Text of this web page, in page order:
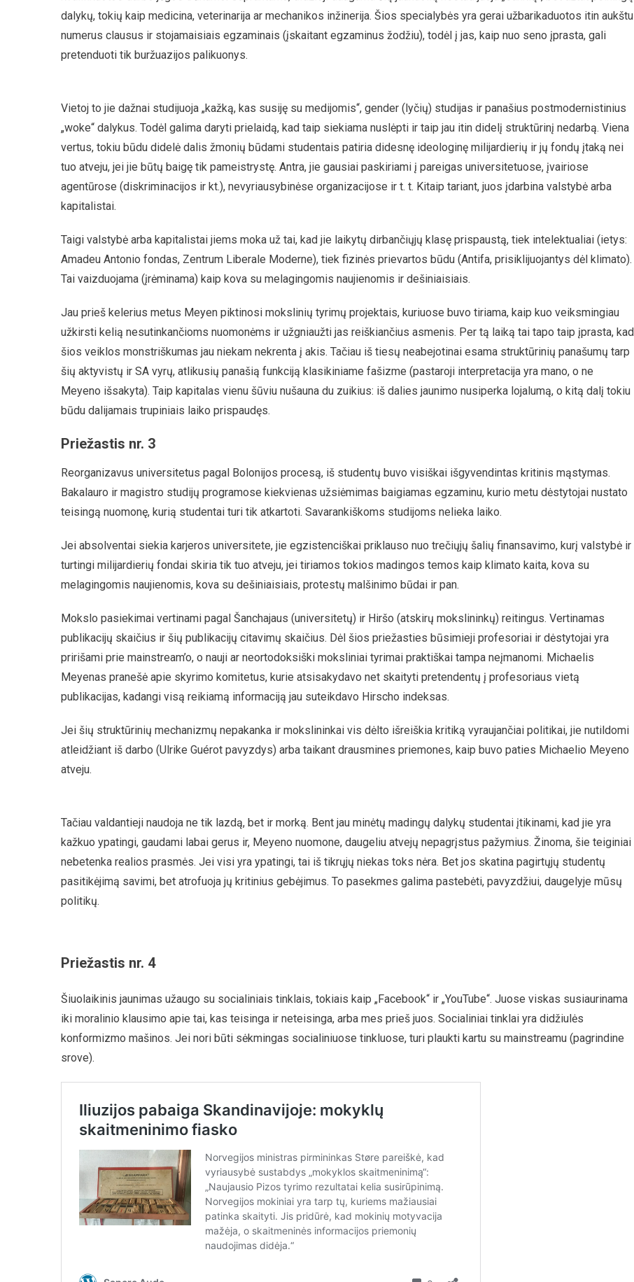
dalykų, tokių kaip medicina, veterinarija ar mechanikos inžinerija. Šios specialybės yra gerai užbarikaduotos itin aukštu
numerus clausus ir stojamaisiais egzaminais (įskaitant egzaminus žodžiu), todėl į jas, kaip nuo seno įprasta, gali
pretenduoti tik buržuazijos palikuonys.
Vietoj to jie dažnai studijuoja „kažką, kas susiję su medijomis“, gender (lyčių) studijas ir panašius postmodernistinius
„woke“ dalykus. Todėl galima daryti prielaidą, kad taip siekiama nuslėpti ir taip jau itin didelį struktūrinį nedarbą. Viena
vertus, tokiu būdu didelė dalis žmonių būdami studentais patiria didesnę ideologinę milijardierių ir jų fondų įtaką nei
tuo atveju, jei jie būtų baigę tik pameistrystę. Antra, jie gausiai paskiriami į pareigas universitetuose, įvairiose
agentūrose (diskriminacijos ir kt.), nevyriausybinėse organizacijose ir t. t. Kitaip tariant, juos įdarbina valstybė arba
kapitalistai.
Taigi valstybė arba kapitalistai jiems moka už tai, kad jie laikytų dirbančiųjų klasę prispaustą, tiek intelektualiai (ietys:
Amadeu Antonio fondas, Zentrum Liberale Moderne), tiek fizinės prievartos būdu (Antifa, prisiklijuojantys dėl klimato).
Tai vaizduojama (įrėminama) kaip kova su melagingomis naujienomis ir dešiniaisiais.
Jau prieš kelerius metus Meyen piktinosi mokslinių tyrimų projektais, kuriuose buvo tiriama, kaip kuo veiksmingiau
užkirsti kelią nesutinkančioms nuomonėms ir užgniaužti jas reiškiančius asmenis. Per tą laiką tai tapo taip įprasta, kad
šios veiklos monstriškumas jau niekam nekrenta į akis. Tačiau iš tiesų neabejotinai esama struktūrinių panašumų tarp
šių aktyvistų ir SA vyrų, atlikusių panašią funkciją klasikiniame fašizme (pastaroji interpretacija yra mano, o ne
Meyeno išsakyta). Taip kapitalas vienu šūviu nušauna du zuikius: iš dalies jaunimo nusiperka lojalumą, o kitą dalį tokiu
būdu dalijamais trupiniais laiko prispaudęs.
Priežastis nr. 3
Reorganizavus universitetus pagal Bolonijos procesą, iš studentų buvo visiškai išgyvendintas kritinis mąstymas.
Bakalauro ir magistro studijų programose kiekvienas užsiėmimas baigiamas egzaminu, kurio metu dėstytojai nustato
teisingą nuomonę, kurią studentai turi tik atkartoti. Savarankiškoms studijoms nelieka laiko.
Jei absolventai siekia karjeros universitete, jie egzistenciškai priklauso nuo trečiųjų šalių finansavimo, kurį valstybė ir
turtingi milijardierių fondai skiria tik tuo atveju, jei tiriamos tokios madingos temos kaip klimato kaita, kova su
melagingomis naujienomis, kova su dešiniaisiais, protestų malšinimo būdai ir pan.
Mokslo pasiekimai vertinami pagal Šanchajaus (universitetų) ir Hiršo (atskirų mokslininkų) reitingus. Vertinamas
publikacijų skaičius ir šių publikacijų citavimų skaičius. Dėl šios priežasties būsimieji profesoriai ir dėstytojai yra
pririšami prie mainstream’o, o nauji ar neortodoksiški moksliniai tyrimai praktiškai tampa neįmanomi. Michaelis
Meyenas pranešė apie skyrimo komitetus, kurie atsisakydavo net skaityti pretendentų į profesoriaus vietą
publikacijas, kadangi visą reikiamą informaciją jau suteikdavo Hirscho indeksas.
Jei šių struktūrinių mechanizmų nepakanka ir mokslininkai vis dėlto išreiškia kritiką vyraujančiai politikai, jie nutildomi
atleidžiant iš darbo (Ulrike Guérot pavyzdys) arba taikant drausmines priemones, kaip buvo paties Michaelio Meyeno
atveju.
Tačiau valdantieji naudoja ne tik lazdą, bet ir morką. Bent jau minėtų madingų dalykų studentai įtikinami, kad jie yra
kažkuo ypatingi, gaudami labai gerus ir, Meyeno nuomone, daugeliu atvejų nepagrįstus pažymius. Žinoma, šie teiginiai
nebetenka realios prasmės. Jei visi yra ypatingi, tai iš tikrųjų niekas toks nėra. Bet jos skatina pagirtųjų studentų
pasitikėjimą savimi, bet atrofuoja jų kritinius gebėjimus. To pasekmes galima pastebėti, pavyzdžiui, daugelyje mūsų
politikų.
Priežastis nr. 4
Šiuolaikinis jaunimas užaugo su socialiniais tinklais, tokiais kaip „Facebook“ ir „YouTube“. Juose viskas susiaurinama
iki moralinio klausimo apie tai, kas teisinga ir neteisinga, arba mes prieš juos. Socialiniai tinklai yra didžiulės
konformizmo mašinos. Jei nori būti sėkmingas socialiniuose tinkluose, turi plaukti kartu su mainstreamu (pagrindine
srove).